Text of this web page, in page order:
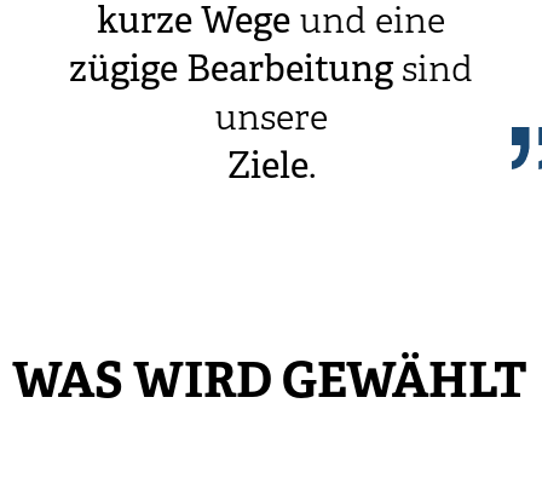
kurzeWege und eine
zügige Bearbeitung sind
unsere
Ziele.
WAS WIRD GEWÄHLT